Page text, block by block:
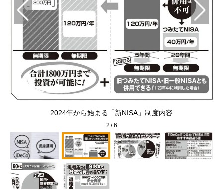
2024年から始まる「新NISA」制度内容
2 /6